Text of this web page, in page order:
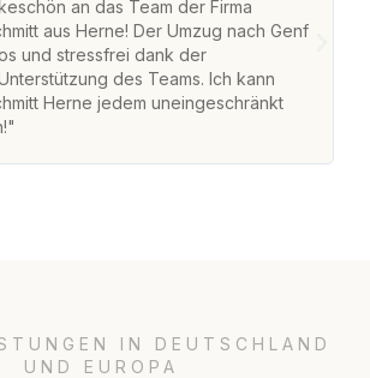
an das Team der Firma
aus Herne! Der Umzug nach Genf
und stressfrei dank der
des Teams. Ich kann
Herne jedem uneingeschränkt
IN DEUTSCHLAND
UND EUROPA